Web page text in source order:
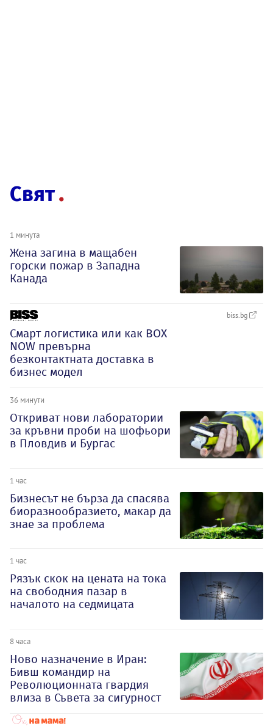
Свят
1 минута
Жена загина в мащабен
горски пожар в Западна
Канада
biss.bg
Смарт логистика или как BOX
NOW превърна
безконтактната доставка в
бизнес модел
36 минути
Откриват нови лаборатории
за кръвни проби на шофьори
в Пловдив и Бургас
1 час
Бизнесът не бърза да спасява
биоразнообразието, макар да
знае за проблема
1 час
Рязък скок на цената на тока
на свободния пазар в
началото на седмицата
8 часа
Ново назначение в Иран:
Бивш командир на
Революционната гвардия
влиза в Съвета за сигурност